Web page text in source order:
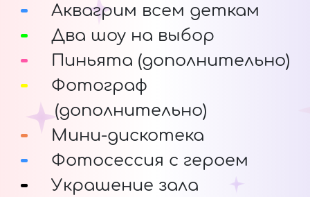
Аквагрим всем деткам
Два шоу на выбор
Пиньята (дополнительно)
Фотограф
(дополнительно)
Мини-дискотека
Фотосессия с героем
Украшение зала